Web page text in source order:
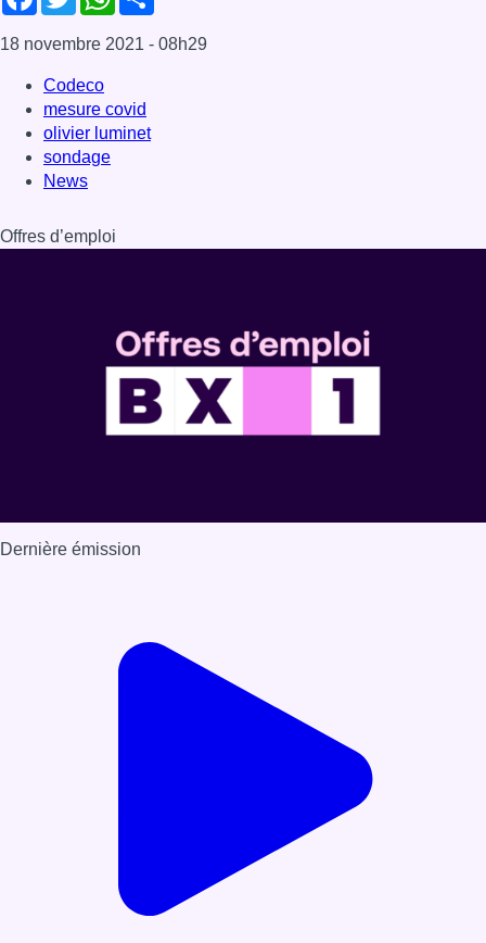
18 novembre 2021 - 08h29
Codeco
mesure covid
olivier luminet
sondage
News
Offres d’emploi
Dernière émission